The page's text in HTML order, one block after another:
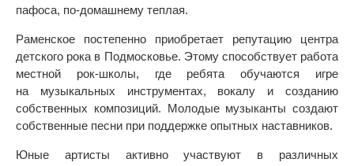
пафоса, по-домашнему теплая.
Раменское постепенно приобретает репутацию центра
детского рока в Подмосковье. Этому способствует работа
местной рок-школы, где ребята обучаются игре
на музыкальных инструментах, вокалу и созданию
собственных композиций. Молодые музыканты создают
собственные песни при поддержке опытных наставников.
Юные артисты активно участвуют в различных